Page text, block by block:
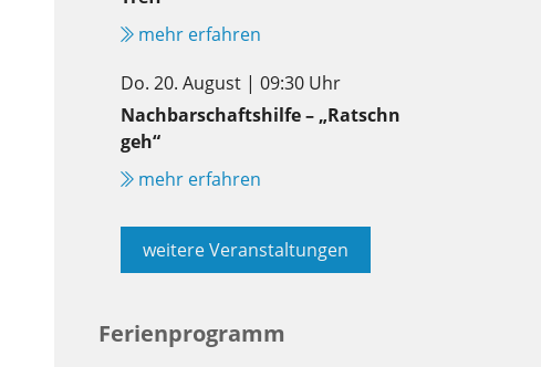
mehr erfahren
Do. 20. August | 09:30 Uhr
Nachbarschaftshilfe – „Ratschn
geh“
mehr erfahren
weitere Veranstaltungen
Ferienprogramm